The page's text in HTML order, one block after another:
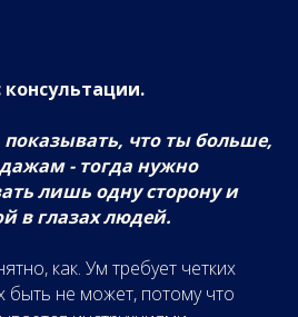
что ты больше,
- тогда нужно
лишь одну сторону и
в глазах людей.
как. Ум требует четких
быть не может, потому что